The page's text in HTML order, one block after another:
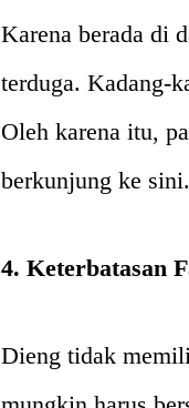
Karena berada di
terduga. Kadang-
Oleh karena itu,
berkunjung ke sini.
4. Keterbatasan
Dieng tidak